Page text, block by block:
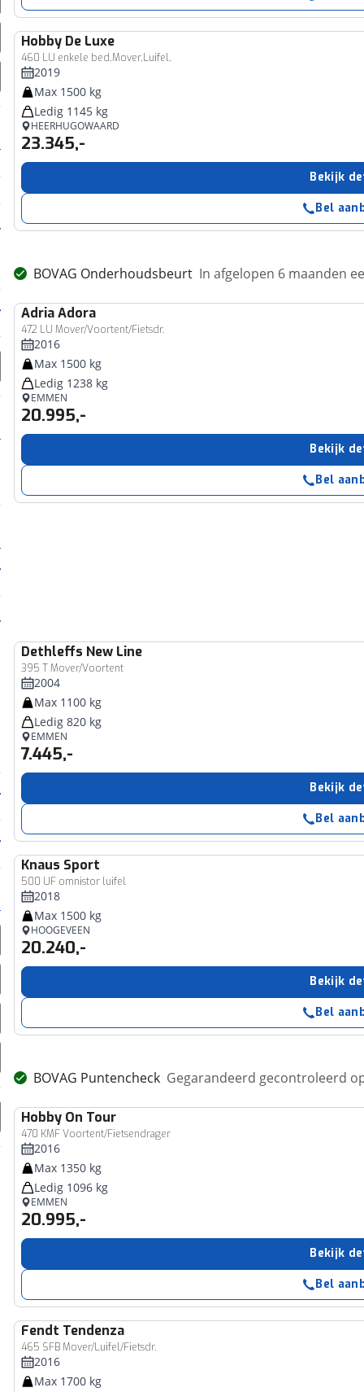
Hobby De Luxe
460 LU enkele bed,Mover,Luifel,
2019
Max 1500 kg
Ledig 1145 kg
HEERHUGOWAARD
23.345,-
Bekijk
Bel
BOVAG Onderhoudsbeurt In afgelopen 6 maanden
Adria Adora
472 LU Mover/Voortent/Fietsdr.
2016
Max 1500 kg
Ledig 1238 kg
EMMEN
20.995,-
Bekijk
Bel
Dethleffs New Line
395 T Mover/Voortent
2004
Max 1100 kg
Ledig 820 kg
EMMEN
7.445,-
Bekijk
Bel
Knaus Sport
500 UF omnistor luifel
2018
Max 1500 kg
HOOGEVEEN
20.240,-
Bekijk
Bel
BOVAG Puntencheck Gegarandeerd gecontroleerd
Hobby On Tour
470 KMF Voortent/Fietsendrager
2016
Max 1350 kg
Ledig 1096 kg
EMMEN
20.995,-
Bekijk
Bel
Fendt Tendenza
465 SFB Mover/Luifel/Fietsdr.
2016
Max 1700 kg